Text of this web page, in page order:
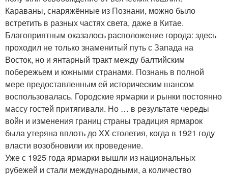
Караваны, снаряжённые из Познани, можно было
встретить в разных частях света, даже в Китае.
Благоприятным оказалось расположение города: здесь
проходил не только знаменитый путь с Запада на
Восток, но и янтарный тракт между балтийским
побережьем и южными странами. Познань в полной
мере предоставленным ей историческим шансом
воспользовалась. Городские ярмарки и рынки постоянно
массу гостей притягивали. Но … в результате череды
войн и изменения границ страны традиция ярмарок
была утеряна вплоть до XX столетия, когда в 1921 году
власти возобновили их проведение.
Уже с 1925 года ярмарки вышли из национальных
рубежей и стали международными, а количество